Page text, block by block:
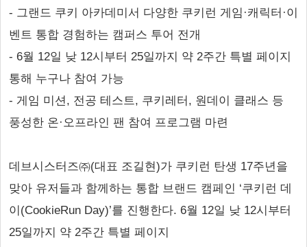
- 그랜드 쿠키 아카데미서 다양한 쿠키런 게임·캐릭터·이
벤트 통합 경험하는 캠퍼스 투어 전개
- 6월 12일 낮 12시부터 25일까지 약 2주간 특별 페이지
통해 누구나 참여 가능
- 게임 미션, 전공 테스트, 쿠키레터, 원데이 클래스 등
풍성한 온·오프라인 팬 참여 프로그램 마련
데브시스터즈㈜(대표 조길현)가 쿠키런 탄생 17주년을
맞아 유저들과 함께하는 통합 브랜드 캠페인 ‘쿠키런 데
이(CookieRun Day)’를 진행한다. 6월 12일 낮 12시부터
25일까지 약 2주간 특별 페이지